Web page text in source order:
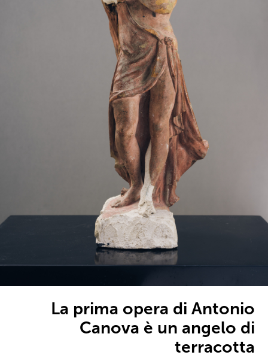
La prima opera di Antonio
Canova è un angelo di
terracotta